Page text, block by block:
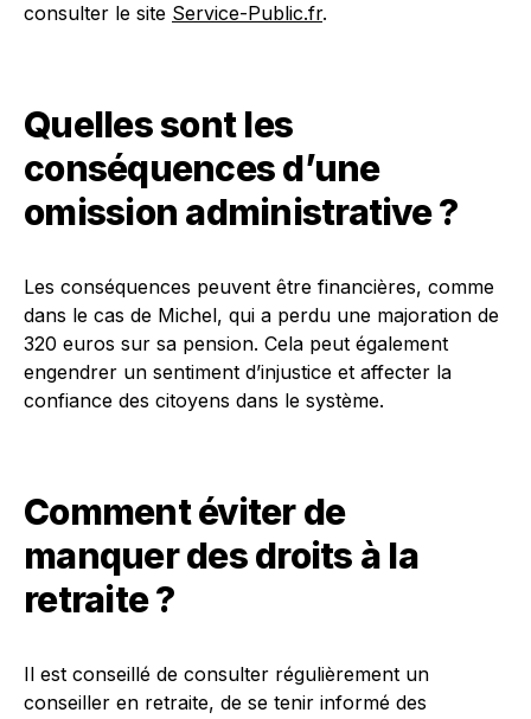
consulter le site Service-Public.fr.
Quelles sont les
conséquences d’une
omission administrative ?
Les conséquences peuvent être financières, comme
dans le cas de Michel, qui a perdu une majoration de
320 euros sur sa pension. Cela peut également
engendrer un sentiment d’injustice et affecter la
confiance des citoyens dans le système.
Comment éviter de
manquer des droits à la
retraite ?
Il est conseillé de consulter régulièrement un
conseiller en retraite, de se tenir informé des